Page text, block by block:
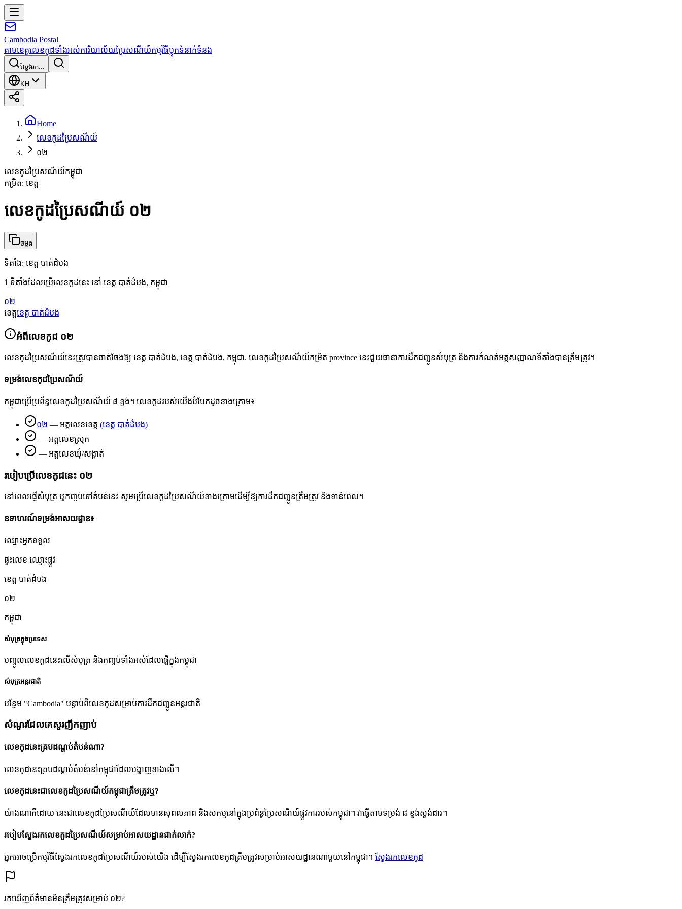
Cambodia Postal
តាមខេត្តលេខកូដទាំងអស់ការិយាល័យប្រៃសណីយ៍កម្មវិធីប្លុកទំនាក់ទំនង
ស្វែងរក...
KH
Home
លេខកូដប្រៃសណីយ៍
០២
លេខកូដប្រៃសណីយ៍កម្ពុជា
កម្រិត: ខេត្ត
លេខកូដប្រៃសណីយ៍ ០២
ចម្លង
ទីតាំង: ខេត្ត បាត់ដំបង
1 ទីតាំងដែលប្រើលេខកូដនេះ នៅ ខេត្ត បាត់ដំបង, កម្ពុជា
០២
ខេត្តខេត្ត បាត់ដំបង
អំពីលេខកូដ ០២
លេខកូដប្រៃសណីយ៍នេះត្រូវបានចាត់ចែងឱ្យ ខេត្ត បាត់ដំបង, ខេត្ត បាត់ដំបង, កម្ពុជា. លេខកូដប្រៃសណីយ៍កម្រិត province នេះជួយធានាការដឹកជញ្ជូនសំបុត្រ និងការកំណត់អត្តសញ្ញាណទីតាំងបានត្រឹមត្រូវ។
ទម្រង់លេខកូដប្រៃសណីយ៍
កម្ពុជាប្រើប្រព័ន្ធលេខកូដប្រៃសណីយ៍ ៨ ខ្ទង់។ លេខកូដរបស់យើងបំបែកដូចខាងក្រោម៖
០២ — អត្តលេខខេត្ត (ខេត្ត បាត់ដំបង)
— អត្តលេខស្រុក
— អត្តលេខឃុំ/សង្កាត់
របៀបប្រើលេខកូដនេះ ០២
នៅពេលផ្ញើសំបុត្រ ឬកញ្ចប់ទៅតំបន់នេះ សូមប្រើលេខកូដប្រៃសណីយ៍ខាងក្រោមដើម្បីឱ្យការដឹកជញ្ជូនត្រឹមត្រូវ និងទាន់ពេល។
ឧទាហរណ៍ទម្រង់អាសយដ្ឋាន៖
ឈ្មោះអ្នកទទួល
ផ្ទះលេខ ឈ្មោះផ្លូវ
ខេត្ត បាត់ដំបង
០២
កម្ពុជា
សំបុត្រក្នុងប្រទេស
បញ្ចូលលេខកូដនេះលើសំបុត្រ និងកញ្ចប់ទាំងអស់ដែលផ្ញើក្នុងកម្ពុជា
សំបុត្រអន្តរជាតិ
បន្ថែម "Cambodia" បន្ទាប់ពីលេខកូដសម្រាប់ការដឹកជញ្ជូនអន្តរជាតិ
សំណួរដែលគេសួរញឹកញាប់
លេខកូដនេះគ្របដណ្តប់តំបន់ណា?
លេខកូដនេះគ្របដណ្តប់តំបន់នៅកម្ពុជាដែលបង្ហាញខាងលើ។
លេខកូដនេះជាលេខកូដប្រៃសណីយ៍កម្ពុជាត្រឹមត្រូវឬ?
យ៉ាងណាក៏ដោយ នេះជាលេខកូដប្រៃសណីយ៍ដែលមានសុពលភាព និងសកម្មនៅក្នុងប្រព័ន្ធប្រៃសណីយ៍ផ្លូវការរបស់កម្ពុជា។ វាធ្វើតាមទម្រង់ ៨ ខ្ទង់ស្តង់ដារ។
របៀបស្វែងរកលេខកូដប្រៃសណីយ៍សម្រាប់អាសយដ្ឋានជាក់លាក់?
អ្នកអាចប្រើកម្មវិធីស្វែងរកលេខកូដប្រៃសណីយ៍របស់យើង ដើម្បីស្វែងរកលេខកូដត្រឹមត្រូវសម្រាប់អាសយដ្ឋានណាមួយនៅកម្ពុជា។ ស្វែងរកលេខកូដ
រកឃើញព័ត៌មានមិនត្រឹមត្រូវសម្រាប់ ០២?